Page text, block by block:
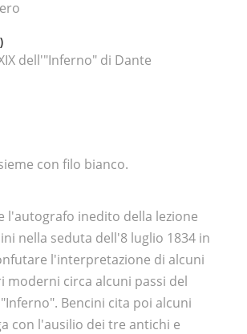
dell'"Inferno" di Dante
con filo bianco.
l'autografo inedito della lezione
nella seduta dell'8 luglio 1834 in
l'interpretazione di alcuni
moderni circa alcuni passi del
Bencini cita poi alcuni
con l'ausilio dei tre antichi e